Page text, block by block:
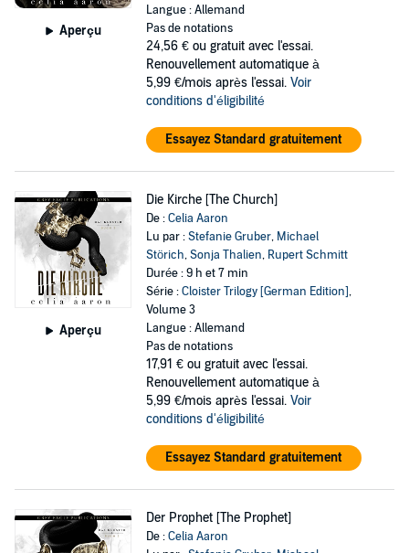
Aperçu
Langue : Allemand
Pas de notations
24,56 € ou gratuit avec l'essai.
Renouvellement automatique à
5,99 €/mois après l'essai. Voir
conditions d'éligibilité
Essayez Standard gratuitement
Aperçu
Die Kirche [The Church]
De :Celia Aaron
Lu par :Stefanie Gruber, Michael
Störich,Sonja Thalien, Rupert Schmitt
Durée : 9 h et 7 min
Série :Cloister Trilogy [German Edition],
Volume 3
Langue : Allemand
Pas de notations
17,91 € ou gratuit avec l'essai.
Renouvellement automatique à
5,99 €/mois après l'essai. Voir
conditions d'éligibilité
Essayez Standard gratuitement
Der Prophet [The Prophet]
De :Celia Aaron